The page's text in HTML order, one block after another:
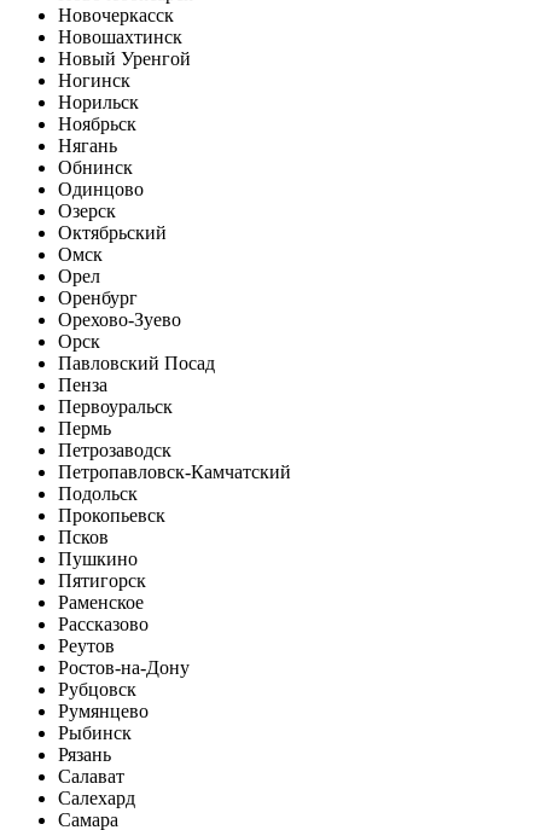
Новочеркасск
Новошахтинск
Новый Уренгой
Ногинск
Норильск
Ноябрьск
Нягань
Обнинск
Одинцово
Озерск
Октябрьский
Омск
Орел
Оренбург
Орехово-Зуево
Орск
Павловский Посад
Пенза
Первоуральск
Пермь
Петрозаводск
Петропавловск-Камчатский
Подольск
Прокопьевск
Псков
Пушкино
Пятигорск
Раменское
Рассказово
Реутов
Ростов-на-Дону
Рубцовск
Румянцево
Рыбинск
Рязань
Салават
Салехард
Самара